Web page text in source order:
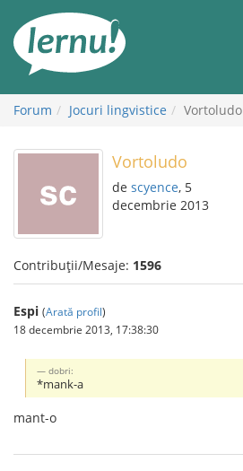
conținut
Forum Jocuri lingvistice Vortoludo
Vortoludo
de scyence, 5
decembrie 2013
Contribuții/Mesaje: 1596
Espi (Arată profil)
18 decembrie 2013, 17:38:30
dobri:
*mank-a
mant-o